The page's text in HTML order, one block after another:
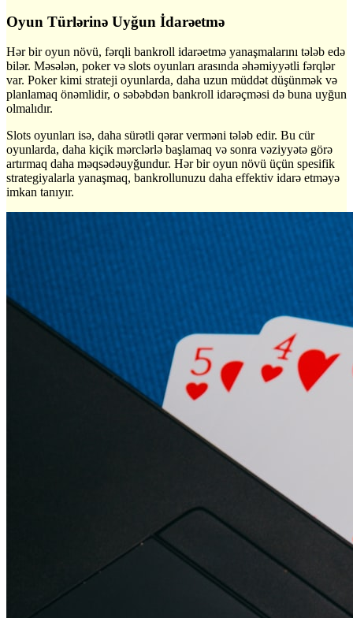
Oyun Türlərinə Uyğun İdarəetmə
Hər bir oyun növü, fərqli bankroll idarəetmə yanaşmalarını tələb edə
bilər. Məsələn, poker və slots oyunları arasında əhəmiyyətli fərqlər
var. Poker kimi strateji oyunlarda, daha uzun müddət düşünmək və
planlamaq önəmlidir, o səbəbdən bankroll idarəçməsi də buna uyğun
olmalıdır.
Slots oyunları isə, daha sürətli qərar verməni tələb edir. Bu cür
oyunlarda, daha kiçik mərclərlə başlamaq və sonra vəziyyətə görə
artırmaq daha məqsədəuyğundur. Hər bir oyun növü üçün spesifik
strategiyalarla yanaşmaq, bankrollunuzu daha effektiv idarə etməyə
imkan tanıyır.